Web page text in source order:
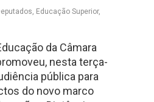
, Educação Superior,
da Câmara
nesta terça-
pública para
do novo marco